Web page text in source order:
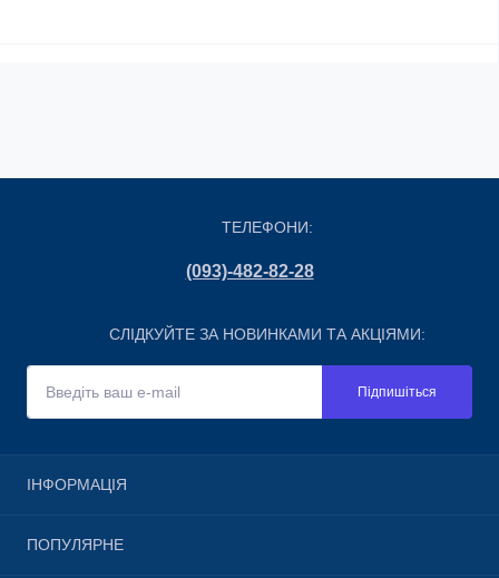
ТЕЛЕФОНИ:
(093)-482-82-28
СЛІДКУЙТЕ ЗА НОВИНКАМИ ТА АКЦІЯМИ:
Підпишіться
ІНФОРМАЦІЯ
Доставка і оплата
ПОПУЛЯРНЕ